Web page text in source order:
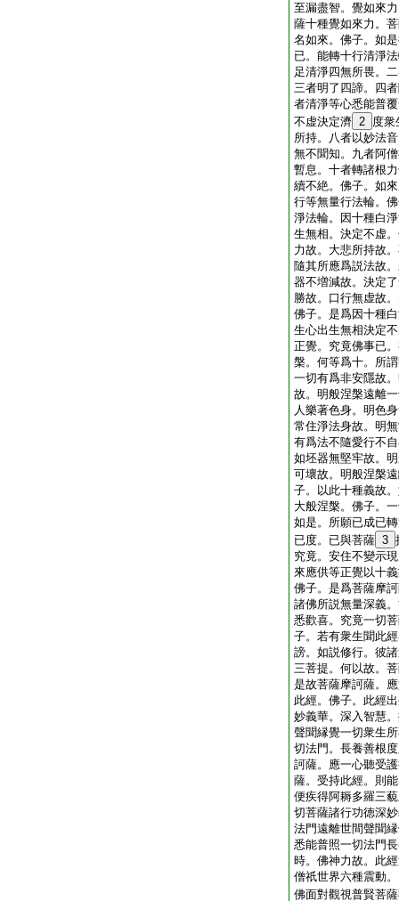
至漏盡智。覺如來
薩十種覺如來力。
名如來。佛子。如
已。能轉十行清淨
足清淨四無所畏。
三者明了四諦。四
者清淨等心悉能普
不虚決定濟 2 度衆
所持。八者以妙法
無不聞知。九者阿
暫息。十者轉諸根
續不絶。佛子。如
行等無量行法輪。
淨法輪。因十種白
生無相。決定不虚
力故。大悲所持故
隨其所應爲説法故
器不増減故。決定
勝故。口行無虚故
佛子。是爲因十種
生心出生無相決定
正覺。究竟佛事已
槃。何等爲十。所
一切有爲非安隱故
故。明般涅槃遠離
人樂著色身。明色
常住淨法身故。明
有爲法不隨愛行不
如坯器無堅牢故。
可壞故。明般涅槃
子。以此十種義故
大般涅槃。佛子。
如是。所願已成已
已度。已與菩薩 3
究竟。安住不變示
來應供等正覺以十
佛子。是爲菩薩摩
諸佛所説無量深義
悉歡喜。究竟一切
子。若有衆生聞此
謗。如説修行。彼
三菩提。何以故。
是故菩薩摩訶薩。
此經。佛子。此經
妙義華。深入智慧
聲聞縁覺一切衆生
切法門。長養善根
訶薩。應一心聽受
薩。受持此經。則
便疾得阿耨多羅三
切菩薩諸行功徳深
法門遠離世間聲聞
悉能普照一切法門
時。佛神力故。此
僧祇世界六種震動
佛面對觀視普賢菩